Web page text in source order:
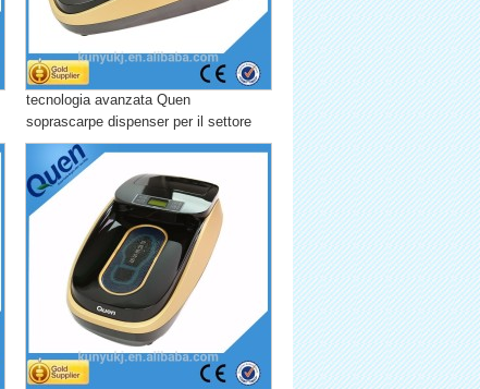
tecnologia avanzata Quen
soprascarpe dispenser per il settore
immobiliare